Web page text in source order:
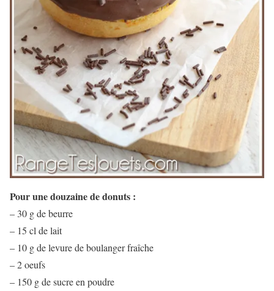
Pour une douzaine de donuts :
– 30 g de beurre
– 15 cl de lait
– 10 g de levure de boulanger fraîche
– 2 oeufs
– 150 g de sucre en poudre